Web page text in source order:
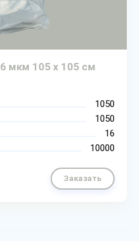
мкм 105 х 105 см
1050
1050
16
10000
Заказать